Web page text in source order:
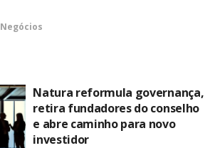
Negócios
Natura reformula governança,
retira fundadores do conselho
e abre caminho para novo
investidor